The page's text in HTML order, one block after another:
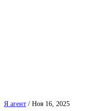
Я агент / Ноя 16, 2025